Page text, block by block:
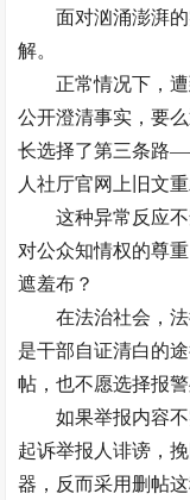
面对汹涌澎湃
解。
正常情况下，
公开澄清事实，要
长选择了第三条路
人社厅官网上旧文重
这种异常反应
对公众知情权的尊
遮羞布？
在法治社会，
是干部自证清白的
帖，也不愿选择报
如果举报内容
起诉举报人诽谤，
器，反而采用删帖